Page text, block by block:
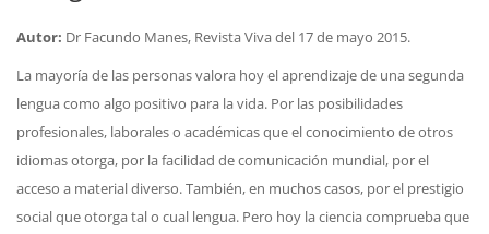
Autor: Dr Facundo Manes, Revista Viva del 17 de mayo 2015.
La mayoría de las personas valora hoy el aprendizaje de una segunda
lengua como algo positivo para la vida. Por las posibilidades
profesionales, laborales o académicas que el conocimiento de otros
idiomas otorga, por la facilidad de comunicación mundial, por el
acceso a material diverso. También, en muchos casos, por el prestigio
social que otorga tal o cual lengua. Pero hoy la ciencia comprueba que